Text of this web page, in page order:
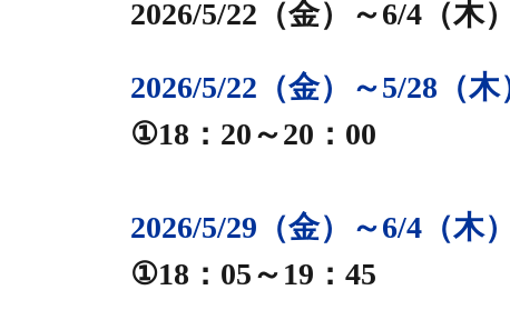
静岡シネ・ギャラリー
2026/5/22（金）～6/4（木
2026/5/22（金）～5/28（木
①18：20～20：00
2026/5/29（金）～6/4（木）
①18：05～19：45